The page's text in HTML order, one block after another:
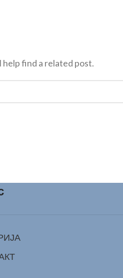
find a related post.